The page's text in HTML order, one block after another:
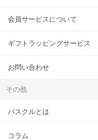
会員サービスについて
ギフトラッピングサービス
お問い合わせ
その他
パスクルとは
コラム